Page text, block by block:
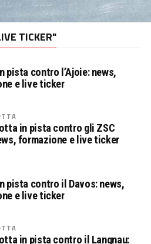
TICKER"
pista contro l’Ajoie: news,
e live ticker
in pista contro gli ZSC
formazione e live ticker
pista contro il Davos: news,
e live ticker
in pista contro il Langnau: